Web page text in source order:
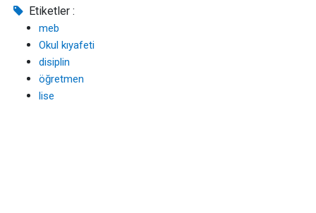
Etiketler :
meb
Okul kıyafeti
disiplin
öğretmen
lise